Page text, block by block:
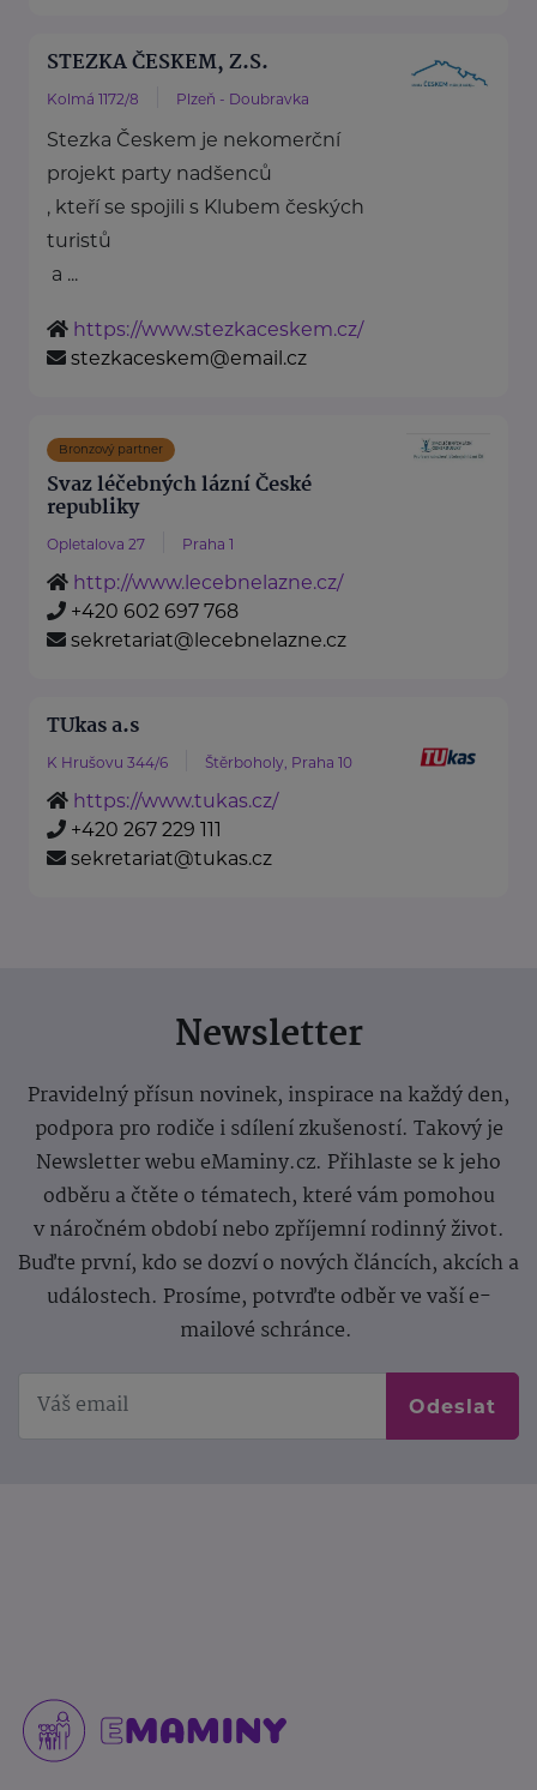
STEZKA ČESKEM, Z.S.
Kolmá 1172/8 Plzeň - Doubravka
Stezka Českem je nekomerční
projekt party nadšenců
, kteří se spojili s Klubem českých
turistů
a ...
https://www.stezkaceskem.cz/
stezkaceskem@email.cz
Bronzový partner
Svaz léčebných lázní České
republiky
Opletalova 27 Praha 1
http://www.lecebnelazne.cz/
+420 602 697 768
sekretariat@lecebnelazne.cz
TUkas a.s
K Hrušovu 344/6 Štěrboholy, Praha 10
https://www.tukas.cz/
+420 267 229 111
sekretariat@tukas.cz
Newsletter
Pravidelný přísun novinek, inspirace na každý den,
podpora pro rodiče i sdílení zkušeností. Takový je
Newsletter webu eMaminy.cz. Přihlaste se k jeho
odběru a čtěte o tématech, které vám pomohou
v náročném období nebo zpříjemní rodinný život.
Buďte první, kdo se dozví o nových článcích, akcích a
událostech. Prosíme, potvrďte odběr ve vaší e-
mailové schránce.
Odeslat